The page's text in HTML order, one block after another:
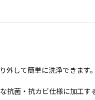
して簡単に洗浄できます。
菌・抗カビ仕様に加工す